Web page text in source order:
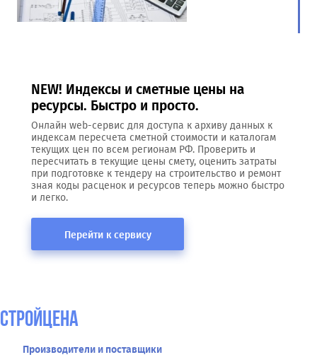
NEW! Индексы и сметные цены на
ресурсы. Быстро и просто.
Онлайн web-сервис для доступа к архиву данных к
индексам пересчета сметной стоимости и каталогам
текущих цен по всем регионам РФ. Проверить и
пересчитать в текущие цены смету, оценить затраты
при подготовке к тендеру на строительство и ремонт
зная коды расценок и ресурсов теперь можно быстро
и легко.
Перейти к сервису
СтройЦена
Производители и поставщики